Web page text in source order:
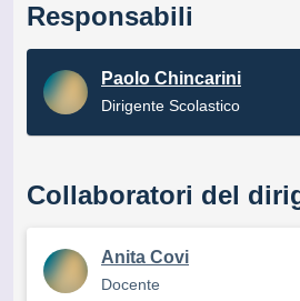
Responsabili
Paolo Chincarini
Dirigente Scolastico
Collaboratori del
Anita Covi
Docente